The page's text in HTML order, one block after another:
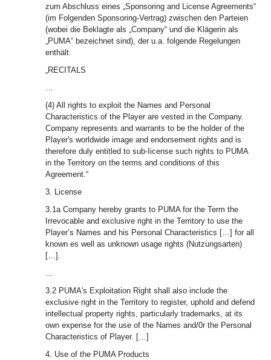
zum Abschluss eines „Sponsoring and License Agreements“
(im Folgenden Sponsoring-Vertrag) zwischen den Parteien
(wobei die Beklagte als „Company“ und die Klägerin als
„PUMA“ bezeichnet sind), der u.a. folgende Regelungen
enthält:
„RECITALS
…
(4) All rights to exploit the Names and Personal
Characteristics of the Player are vested in the Company.
Company represents and warrants to be the holder of the
Player's worldwide image and endorsement rights and is
therefore duly entitled to sub-Iicense such rights to PUMA
in the Territory on the terms and conditions of this
Agreement.“
3. License
3.1a Company hereby grants to PUMA for the Term the
Irrevocable and exclusive right in the Territory to use the
Player’s Names and his Personal Characteristics […] for all
known es well as unknown usage rights (Nutzungsarten)
[…].
…
3.2 PUMA's Exploitation Right shall also include the
exclusive right in the Territory to register, uphold and defend
intellectual property rights, particularly trademarks, at its
own expense for the use of the Names and/0r the Personal
Characteristics of Player. […]
4. Use of the PUMA Products